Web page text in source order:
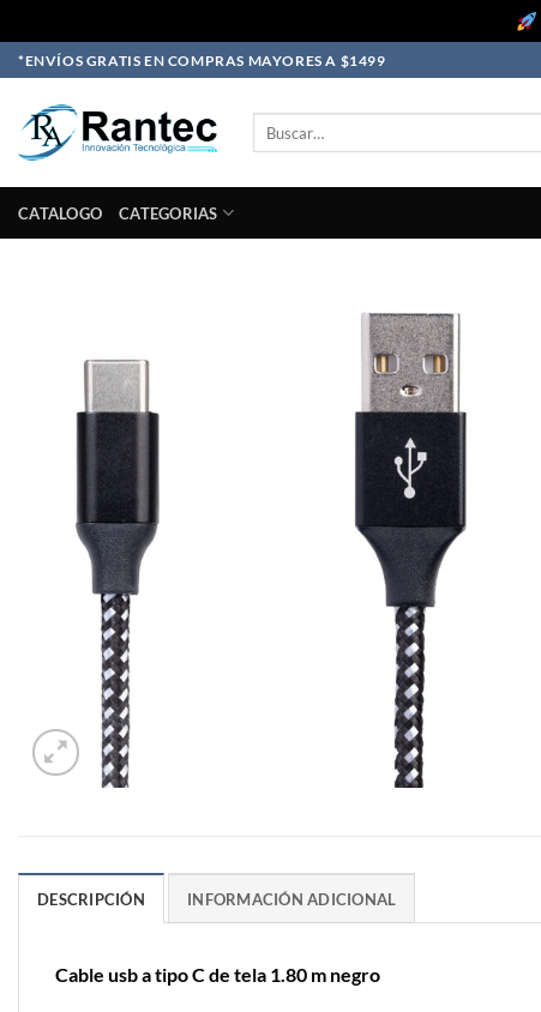
Skip
to
content
*ENVÍOS GRATIS EN COMPRAS MAYORES A $1499
CATALOGO CATEGORIAS
DESCRIPCIÓN INFORMACIÓN ADICIONAL
Cable usb a tipo C de tela 1.80 m negro